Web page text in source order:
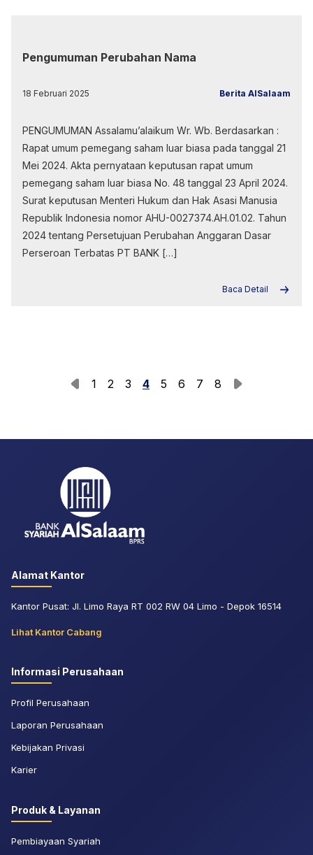
Pengumuman Perubahan Nama
18 Februari 2025 Berita AlSalaam
PENGUMUMAN Assalamu’alaikum Wr. Wb. Berdasarkan :
Rapat umum pemegang saham luar biasa pada tanggal 21
Mei 2024. Akta pernyataan keputusan rapat umum
pemegang saham luar biasa No. 48 tanggal 23 April 2024.
Surat keputusan Menteri Hukum dan Hak Asasi Manusia
Republik Indonesia nomor AHU-0027374.AH.01.02. Tahun
2024 tentang Persetujuan Perubahan Anggaran Dasar
Perseroan Terbatas PT BANK […]
Baca Detail
1 2 3 4 5 6 7 8
Alamat Kantor
Kantor Pusat: Jl. Limo Raya RT 002 RW 04 Limo - Depok 16514
Lihat Kantor Cabang
Informasi Perusahaan
Profil Perusahaan
Laporan Perusahaan
Kebijakan Privasi
Karier
Produk & Layanan
Pembiayaan Syariah